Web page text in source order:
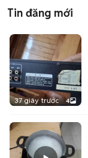
Tin đăng mới
37 giây trước 4